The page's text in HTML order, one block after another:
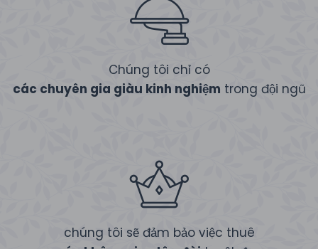
Chúng tôi chỉ có
các chuyên gia giàu kinh nghiệm trong đội ngũ
chúng tôi sẽ đảm bảo việc thuê